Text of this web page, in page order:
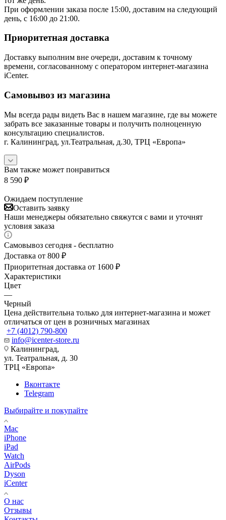
При оформлении заказа после 15:00, доставим на следующий
день, с 16:00 до 21:00.
Приоритетная доставка
Доставку выполним вне очереди, доставим к точному
времени, согласованному с оператором интернет-магазина
iCenter.
Самовывоз из магазина
Мы всегда рады видеть Вас в нашем магазине, где вы можете
забрать все заказанные товары и получить полноценную
консультацию специалистов.
г. Калининград, ул.Театральная, д.30, ТРЦ «Европа»
Вам также может понравиться
8 590 ₽
Ожидаем поступление
Оставить заявку
Наши менеджеры обязательно свяжутся с вами и уточнят
условия заказа
Самовывоз сегодня - бесплатно
Доставка от 800 ₽
Приоритетная доставка от 1600 ₽
Характеристики
Цвет
—
Черный
Цена действительна только для интернет-магазина и может
отличаться от цен в розничных магазинах
+7 (4012) 790-800
info@icenter-store.ru
Калининград,
ул. Театральная, д. 30
ТРЦ «Европа»
Вконтакте
Telegram
Выбирайте и покупайте
Mac
iPhone
iPad
Watch
AirPods
Dyson
iCenter
О нас
Отзывы